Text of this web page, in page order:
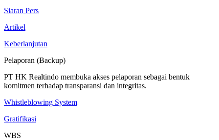
Siaran Pers
Artikel
Keberlanjutan
Pelaporan (Backup)
PT HK Realtindo membuka akses pelaporan sebagai bentuk
komitmen terhadap transparansi dan integritas.
Whistleblowing System
Gratifikasi
WBS